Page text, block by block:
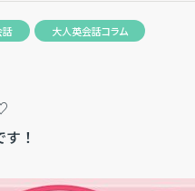
話 大人英会話コラム
！